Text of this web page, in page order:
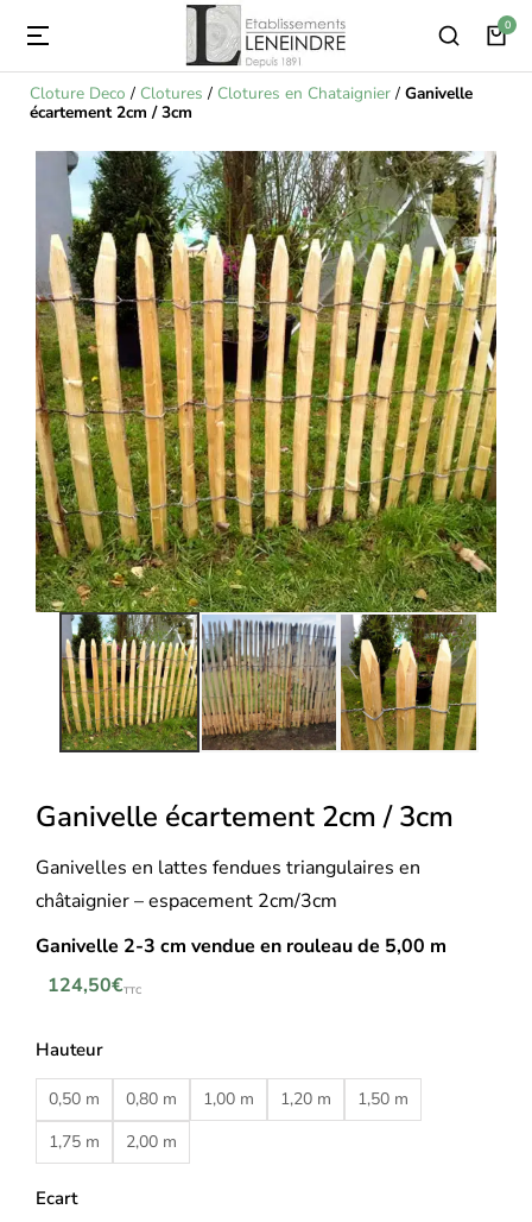
Cloture Deco / Clotures / Clotures en Chataignier/ Ganivelle
écartement 2cm / 3cm
Ganivelle écartement 2cm / 3cm
Ganivelles en lattes fendues triangulaires en
châtaignier – espacement 2cm/3cm
Ganivelle 2-3 cm vendue en rouleau de 5,00 m
124,50€TTC
Hauteur
0,50 m 0,80 m 1,00 m 1,20 m
1,50 m
1,75 m
2,00 m
Ecart